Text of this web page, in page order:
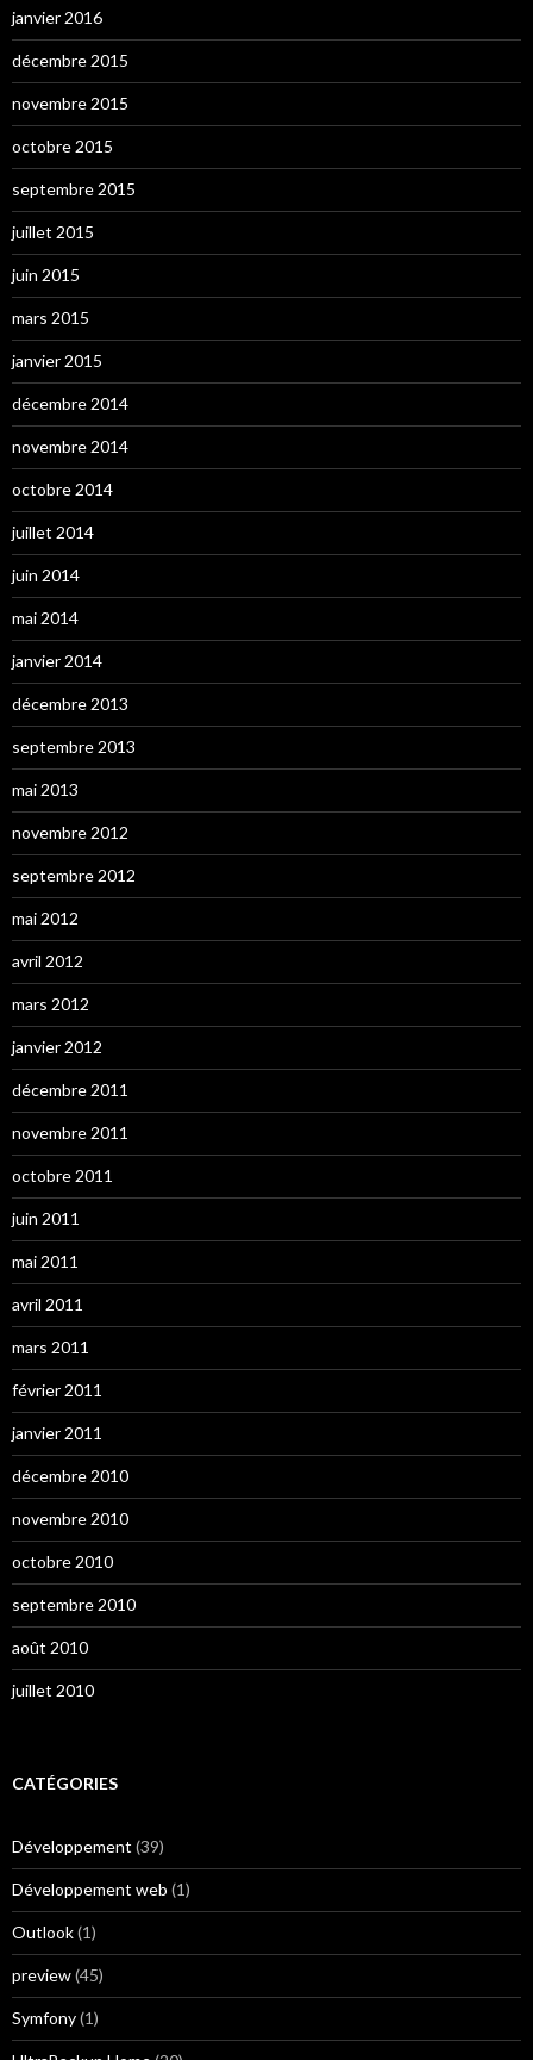
janvier 2016
décembre 2015
novembre 2015
octobre 2015
septembre 2015
juillet 2015
juin 2015
mars 2015
janvier 2015
décembre 2014
novembre 2014
octobre 2014
juillet 2014
juin 2014
mai 2014
janvier 2014
décembre 2013
septembre 2013
mai 2013
novembre 2012
septembre 2012
mai 2012
avril 2012
mars 2012
janvier 2012
décembre 2011
novembre 2011
octobre 2011
juin 2011
mai 2011
avril 2011
mars 2011
février 2011
janvier 2011
décembre 2010
novembre 2010
octobre 2010
septembre 2010
août 2010
juillet 2010
CATÉGORIES
Développement (39)
Développement web (1)
Outlook(1)
preview(45)
Symfony(1)